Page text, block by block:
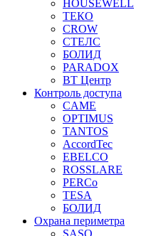
HOUSEWELL
ТЕКО
CROW
СТЕЛС
БОЛИД
PARADOX
ВТ Центр
Контроль доступа
CAME
OPTIMUS
TANTOS
AccordTec
EBELCO
ROSSLARE
PERCo
TESA
БОЛИД
Охрана периметра
SASO